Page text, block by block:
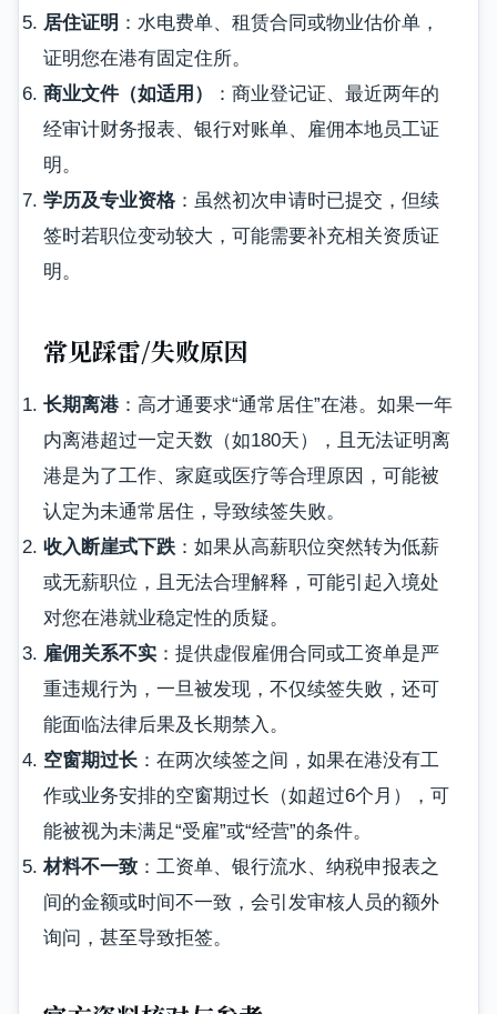
居住证明 ：水电费单、租赁合同或物业估价单，
证明您在港有固定住所。
商业文件（如适用）
：商业登记证、最近两年的
经审计财务报表、银行对账单、雇佣本地员工证
明。
学历及专业资格 ：虽然初次申请时已提交，但续
签时若职位变动较大，可能需要补充相关资质证
明。
常见踩雷/失败原因
长期离港：高才通要求“通常居住”在港。如果一年
内离港超过一定天数（如180天），且无法证明离
港是为了工作、家庭或医疗等合理原因，可能被
认定为未通常居住，导致续签失败。
收入断崖式下跌 ：如果从高薪职位突然转为低薪
或无薪职位，且无法合理解释，可能引起入境处
对您在港就业稳定性的质疑。
雇佣关系不实 ：提供虚假雇佣合同或工资单是严
重违规行为，一旦被发现，不仅续签失败，还可
能面临法律后果及长期禁入。
空窗期过长 ：在两次续签之间，如果在港没有工
作或业务安排的空窗期过长（如超过6个月），可
能被视为未满足“受雇”或“经营”的条件。
材料不一致 ：工资单、银行流水、纳税申报表之
间的金额或时间不一致，会引发审核人员的额外
询问，甚至导致拒签。